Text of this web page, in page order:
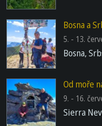
Bosna a
5. - 13.
Bosna,
Od moře
9. - 16.
Sierra